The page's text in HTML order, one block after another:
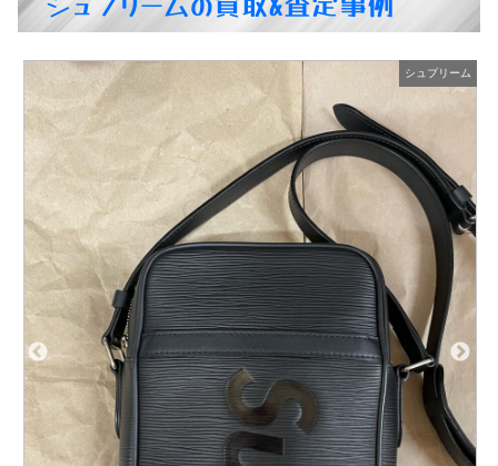
シュプリーム